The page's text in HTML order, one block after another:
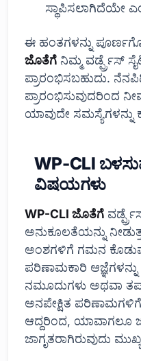
ಸ್ಥಾಪಿಸಲಾಗಿದೆಯೇ
ಈ ಹಂತಗಳನ್ನು
ಜೊತೆಗೆ ನಿಮ್ಮ ವರ್ಡ್ಪ್ರೆಸ್
ಪ್ರಾರಂಭಿಸಬಹುದು.
ಪ್ರಾರಂಭಿಸುವುದರಿಂದ
ಯಾವುದೇ ಸಮಸ್ಯೆಗಳನ್ನು
WP-CLI
ವಿಷಯಗಳು
WP-CLI ಜೊತೆಗೆ
ಅನುಕೂಲತೆಯನ್ನು
ಅಂಶಗಳಿಗೆ ಗಮನ
ಪರಿಣಾಮಕಾರಿ
ನಮೂದುಗಳು ಅಥವಾ
ಅನಪೇಕ್ಷಿತ
ಆದ್ದರಿಂದ, ಯಾವಾಗಲೂ
ಜಾಗೃತರಾಗಿರುವುದು